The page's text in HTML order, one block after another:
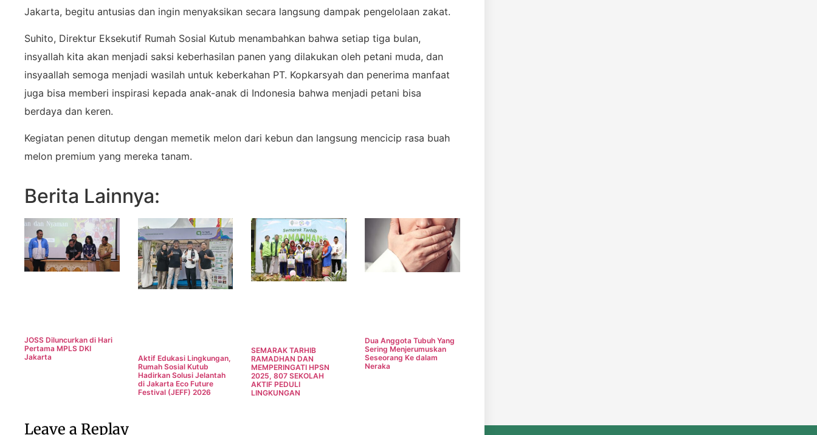
Jakarta, begitu antusias dan ingin menyaksikan secara langsung dampak pengelolaan zakat.
Suhito, Direktur Eksekutif Rumah Sosial Kutub menambahkan bahwa setiap tiga bulan,
insyallah kita akan menjadi saksi keberhasilan panen yang dilakukan oleh petani muda, dan
insyaallah semoga menjadi wasilah untuk keberkahan PT. Kopkarsyah dan penerima manfaat
juga bisa memberi inspirasi kepada anak-anak di Indonesia bahwa menjadi petani bisa
berdaya dan keren.
Kegiatan penen ditutup dengan memetik melon dari kebun dan langsung mencicip rasa buah
melon premium yang mereka tanam.
Berita Lainnya:
JOSS Diluncurkan di Hari
Pertama MPLS DKI
Jakarta
Aktif Edukasi Lingkungan,
Rumah Sosial Kutub
Hadirkan Solusi Jelantah
di Jakarta Eco Future
Festival (JEFF) 2026
SEMARAK TARHIB
RAMADHAN DAN
MEMPERINGATI HPSN
2025, 807 SEKOLAH
AKTIF PEDULI
LINGKUNGAN
Dua Anggota Tubuh Yang
Sering Menjerumuskan
Seseorang Ke dalam
Neraka
Leave a Replay